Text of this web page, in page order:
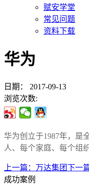
赋安学堂
常见问题
资料下载
华为
日期：
2017-09-13
浏览次数:
华为创立于1987年，是
人、每个家庭、每个组
上一篇： 万达集团下一
成功案例